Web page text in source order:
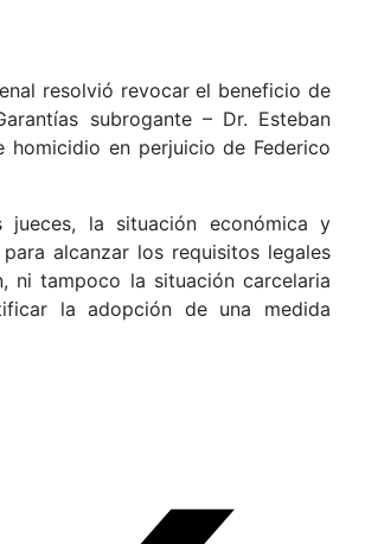
resolvió revocar el beneficio de
subrogante – Dr. Esteban
homicidio en perjuicio de Federico
jueces, la situación económica y
alcanzar los requisitos legales
ni tampoco la situación carcelaria
la adopción de una medida